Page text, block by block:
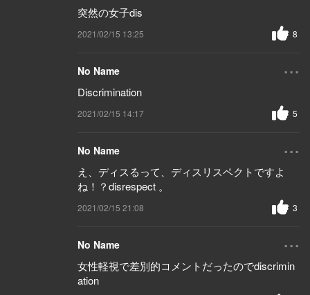
突然の女子dis
2021/02/15 13:25 8
No Name ...
Discrimination
2021/02/15 14:17 5
No Name ...
え、ディスるって、ディスリスペクトですよ
ね！？disrespect 。
2021/02/15 21:08 3
No Name ...
女性軽視で差別的コメントだったのでdiscrimin
ation